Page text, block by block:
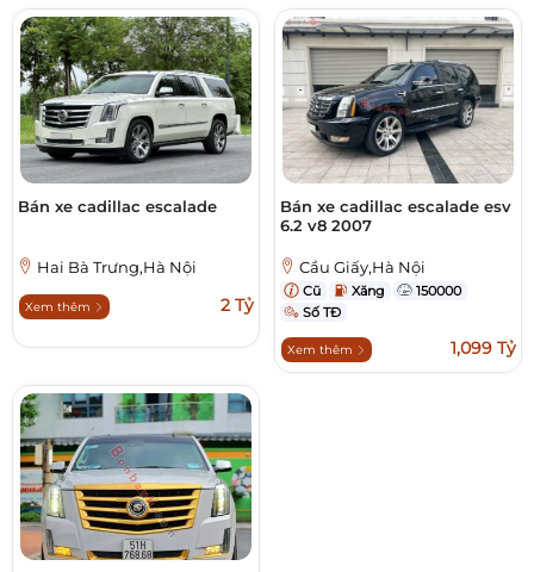
Bán xe cadillac escalade
Hai Bà Trưng,Hà Nội
Xem thêm 2 Tỷ
Bán xe cadillac escalade esv
6.2 v8 2007
Cầu Giấy,Hà Nội
Cũ Xăng
150000
Số TĐ
Xem thêm 1,099 Tỷ